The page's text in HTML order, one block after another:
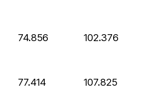
74.856 102.376
77.414 107.825